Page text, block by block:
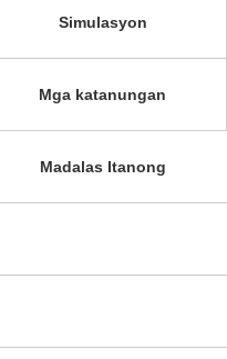
Simulasyon
Mga katanungan
Madalas Itanong